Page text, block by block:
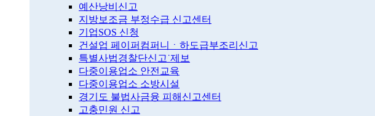
예산낭비신고
지방보조금 부정수급 신고센터
기업SOS 신청
건설업 페이퍼컴퍼니ㆍ하도급부조리신고
특별사법경찰단신고˙제보
다중이용업소 안전교육
다중이용업소 소방시설
경기도 불법사금융 피해신고센터
고충민원 신고